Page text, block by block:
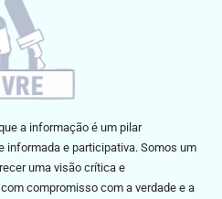
a informação é um pilar
informada e participativa. Somos um
uma visão crítica e
compromisso com a verdade e a